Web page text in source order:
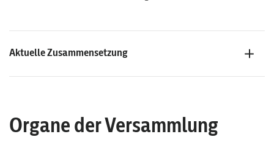
Aktuelle Zusammensetzung
Organe der Versammlung